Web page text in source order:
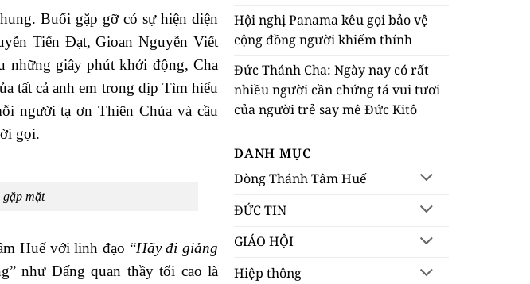
Buổi gặp gỡ có sự hiện diện
Tiến Đạt, Gioan Nguyễn Viết
những giây phút khởi động, Cha
tất cả anh em trong dịp Tìm hiểu
người tạ ơn Thiên Chúa và cầu
gọi.
mặt
Huế với linh đạo “Hãy đi giảng
như Đấng quan thầy tối cao là
Hội nghị Panama kêu gọi bảo vệ
cộng đồng người khiếm thính
Đức Thánh Cha: Ngày nay có rất
nhiều người cần chứng tá vui tươi
của người trẻ say mê Đức Kitô
DANH MỤC
Dòng Thánh Tâm Huế
ĐỨC TIN
GIÁO HỘI
Hiệp thông